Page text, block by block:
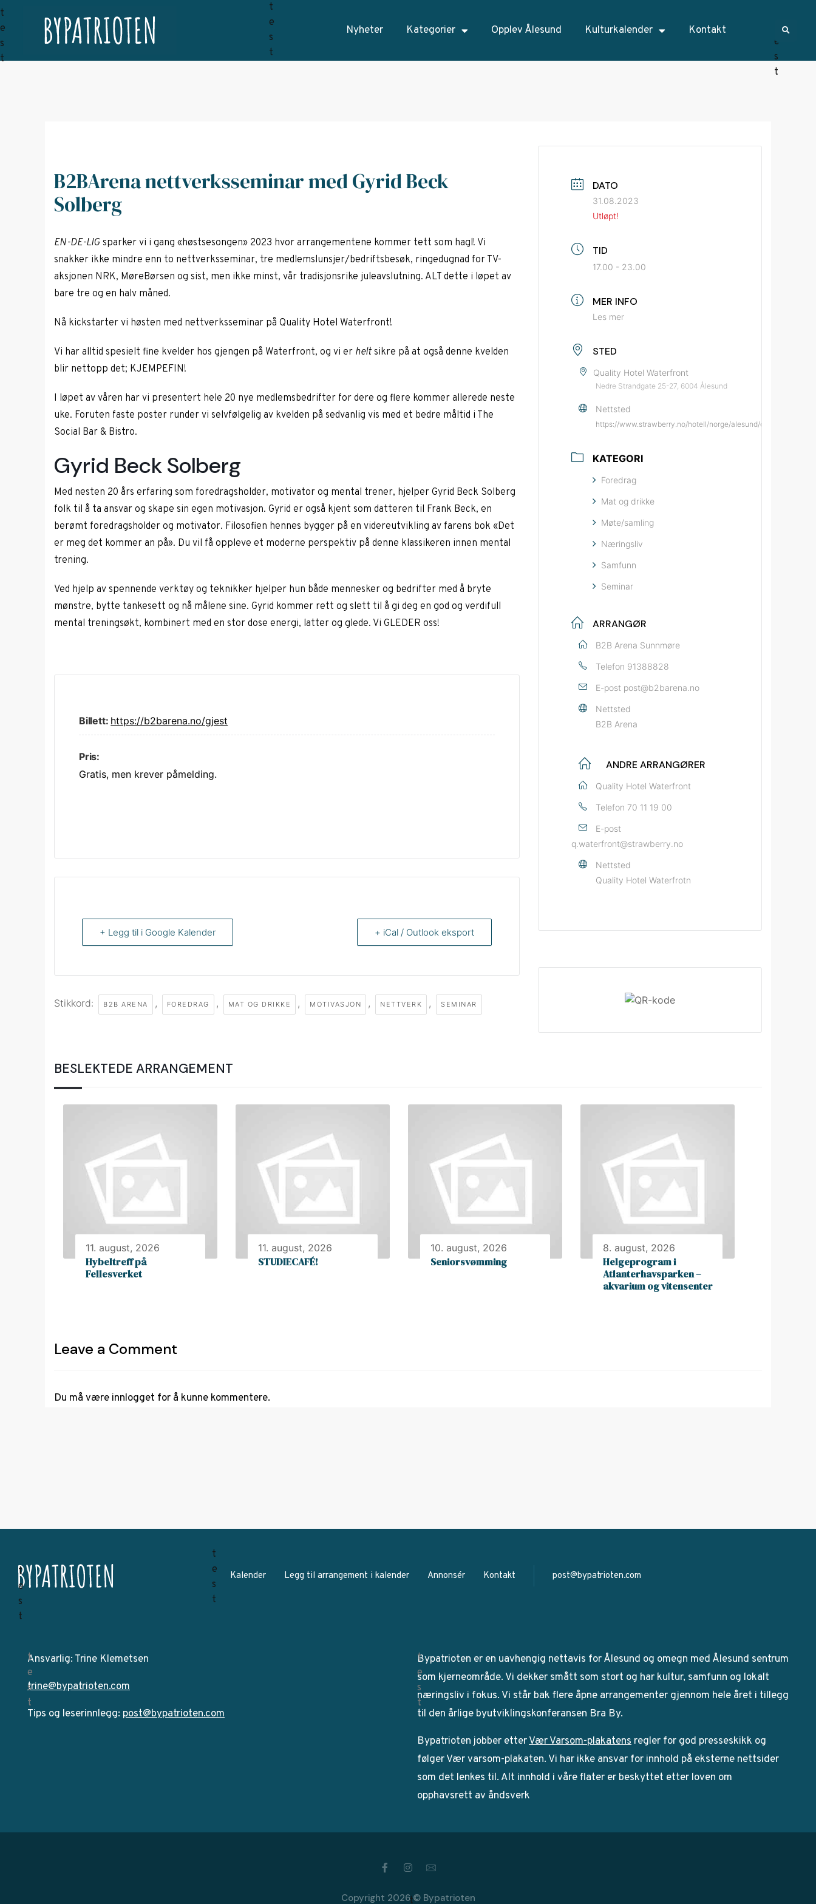
Nyheter Kategorier Opplev Ålesund Kulturkalender Kontakt
B2BArena nettverksseminar med Gyrid Beck
Solberg
EN-DE-LIG sparker vi i gang «høstsesongen» 2023 hvor arrangementene kommer tett som hagl! Vi
snakker ikke mindre enn to nettverksseminar, tre medlemslunsjer/bedriftsbesøk, ringedugnad for TV-
aksjonen NRK, MøreBørsen og sist, men ikke minst, vår tradisjonsrike juleavslutning. ALT dette i løpet av
bare tre og en halv måned.
Nå kickstarter vi høsten med nettverksseminar på Quality Hotel Waterfront!
Vi har alltid spesielt fine kvelder hos gjengen på Waterfront, og vi er helt sikre på at også denne kvelden
blir nettopp det; KJEMPEFIN!
I løpet av våren har vi presentert hele 20 nye medlemsbedrifter for dere og flere kommer allerede neste
uke. Foruten faste poster runder vi selvfølgelig av kvelden på sedvanlig vis med et bedre måltid i The
Social Bar & Bistro.
Gyrid Beck Solberg
Med nesten 20 års erfaring som foredragsholder, motivator og mental trener, hjelper Gyrid Beck Solberg
folk til å ta ansvar og skape sin egen motivasjon. Gyrid er også kjent som datteren til Frank Beck, en
berømt foredragsholder og motivator. Filosofien hennes bygger på en videreutvikling av farens bok «Det
er meg det kommer an på». Du vil få oppleve et moderne perspektiv på denne klassikeren innen mental
trening.
Ved hjelp av spennende verktøy og teknikker hjelper hun både mennesker og bedrifter med å bryte
mønstre, bytte tankesett og nå målene sine. Gyrid kommer rett og slett til å gi deg en god og verdifull
mental treningsøkt, kombinert med en stor dose energi, latter og glede. Vi GLEDER oss!
Billett: https://b2barena.no/gjest
Pris:
Gratis, men krever påmelding.
+ Legg til i Google Kalender + iCal / Outlook eksport
Stikkord: B2B ARENA , FOREDRAG , MAT OG DRIKKE , MOTIVASJON , NETTVERK , SEMINAR
DATO
31.08.2023
Utløpt!
TID
17.00 - 23.00
MER INFO
Les mer
STED
Quality Hotel Waterfront
Nedre Strandgate 25-27, 6004 Ålesund
Nettsted
https://www.strawberry.no/hotell/norge/alesund/quality-hotel-
KATEGORI
Foredrag
Mat og drikke
Møte/samling
Næringsliv
Samfunn
Seminar
ARRANGØR
B2B Arena Sunnmøre
Telefon 91388828
E-post post@b2barena.no
Nettsted
B2B Arena
ANDRE ARRANGØRER
Quality Hotel Waterfront
Telefon 70 11 19 00
E-post
q.waterfront@strawberry.no
Nettsted
Quality Hotel Waterfrotn
BESLEKTEDE ARRANGEMENT
11. august, 2026
Hybeltreff på
Fellesverket
11. august, 2026
STUDIECAFÉ!
10. august, 2026
Seniorsvømming
8. august, 2026
Helgeprogram i
Atlanterhavsparken –
akvarium og vitensenter
Leave a Comment
Du må være innlogget for å kunne kommentere.
Kalender Legg til arrangement i kalender Annonsér Kontakt post@bypatrioten.com
Ansvarlig: Trine Klemetsen
trine@bypatrioten.com
Tips og leserinnlegg: post@bypatrioten.com
Bypatrioten er en uavhengig nettavis for Ålesund og omegn med Ålesund sentrum
som kjerneområde. Vi dekker smått som stort og har kultur, samfunn og lokalt
næringsliv i fokus. Vi står bak flere åpne arrangementer gjennom hele året i tillegg
til den årlige byutviklingskonferansen Bra By.
Bypatrioten jobber etterVær Varsom-plakatens regler for god presseskikk og
følger Vær varsom-plakaten. Vi har ikke ansvar for innhold på eksterne nettsider
som det lenkes til. Alt innhold i våre flater er beskyttet etter loven om
opphavsrett av åndsverk
Copyright 2026 © Bypatrioten